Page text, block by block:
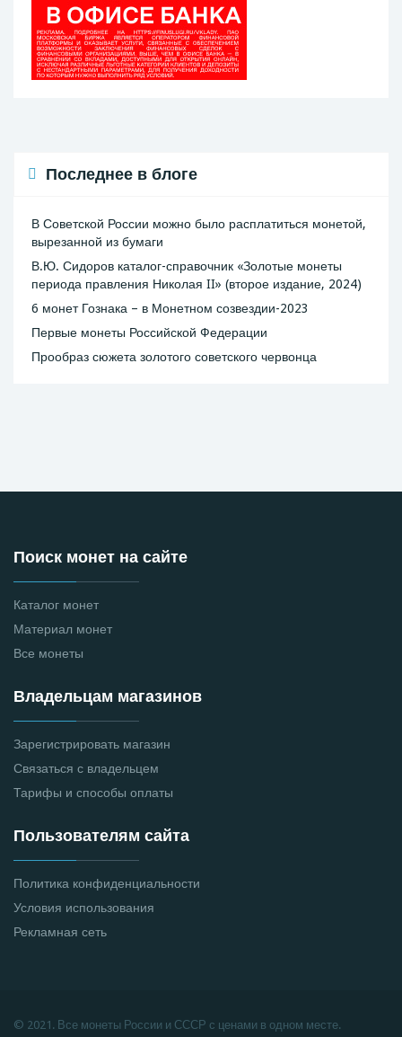
Последнее в блоге
В Советской России можно было расплатиться монетой,
вырезанной из бумаги
В.Ю. Сидоров каталог-справочник «Золотые монеты
периода правления Николая II» (второе издание, 2024)
6 монет Гознака – в Монетном созвездии-2023
Первые монеты Российской Федерации
Прообраз сюжета золотого советского червонца
Поиск монет на сайте
Каталог монет
Материал монет
Все монеты
Владельцам магазинов
Зарегистрировать магазин
Связаться с владельцем
Тарифы и способы оплаты
Пользователям сайта
Политика конфиденциальности
Условия использования
Рекламная сеть
© 2021. Все монеты России и СССР с ценами в одном месте.